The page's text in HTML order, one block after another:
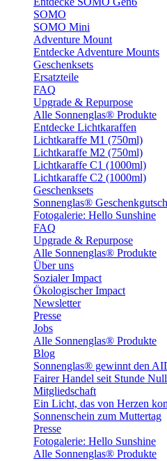
SOMO
SOMO Mini
Adventure Mount
Entdecke Adventure Mounts
Geschenksets
Ersatzteile
FAQ
Upgrade & Repurpose
Alle Sonnenglas® Produkte
Entdecke Lichtkaraffen
Lichtkaraffe M1 (750ml)
Lichtkaraffe M2 (750ml)
Lichtkaraffe C1 (1000ml)
Lichtkaraffe C2 (1000ml)
Geschenksets
Sonnenglas®
Fotogalerie: Hello Sunshine
FAQ
Upgrade & Repurpose
Alle Sonnenglas® Produkte
Über uns
Sozialer Impact
Ökologischer Impact
Newsletter
Presse
Jobs
Alle Sonnenglas® Produkte
Blog
Sonnenglas® gewinnt den
Fairer Handel seit Stunde
Mitgliedschaft
Ein Licht, das von Herzen
Sonnenschein zum Muttertag
Presse
Fotogalerie: Hello Sunshine
Alle Sonnenglas® Produkte